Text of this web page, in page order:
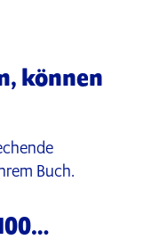
können
Buch.